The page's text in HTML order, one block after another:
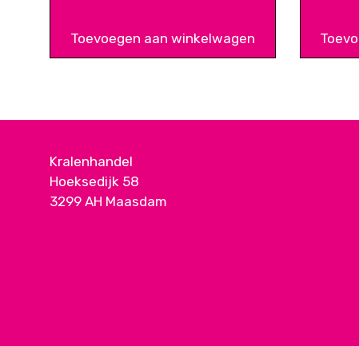
Toevoegen aan winkelwagen
Kralenhandel
Hoeksedijk 58
3299 AH Maasdam